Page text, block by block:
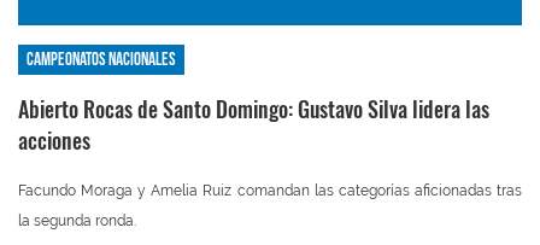
Campeonatos nacionales
Abierto Rocas de Santo Domingo: Gustavo Silva lidera las
acciones
Facundo Moraga y Amelia Ruiz comandan las categorías aficionadas tras
la segunda ronda.